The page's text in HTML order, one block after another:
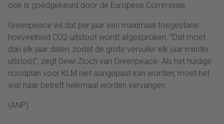
ook is goedgekeurd door de Europese Commissie.
Greenpeace wil dat per jaar een maximaal toegestane
hoeveelheid CO2-uitstoot wordt afgesproken. "Dat moet
dan elk jaar dalen, zodat de grote vervuiler elk jaar minder
uitstoot", zegt Dewi Zloch van Greenpeace. Als het huidige
noodplan voor KLM niet aangepast kan worden, moet het
wat haar betreft helemaal worden vervangen.
(ANP)